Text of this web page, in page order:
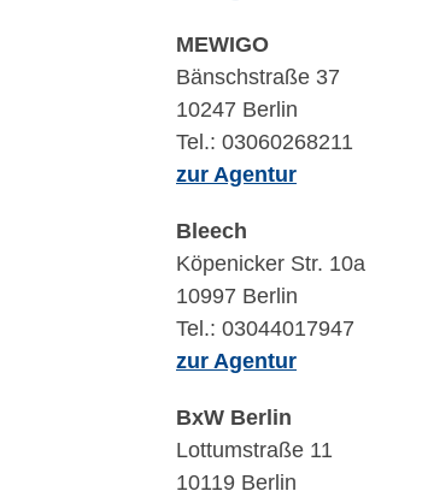
MEWIGO
Bänschstraße 37
10247 Berlin
Tel.: 03060268211
zur Agentur
Bleech
Köpenicker Str. 10a
10997 Berlin
Tel.: 03044017947
zur Agentur
BxW Berlin
Lottumstraße 11
10119 Berlin